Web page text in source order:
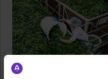
iglo GmbH